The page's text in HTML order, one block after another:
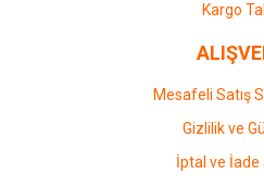
Kargo
Mesafeli Satış
Gizlilik ve
İptal ve İade